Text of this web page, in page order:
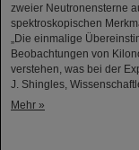
zweier Neutronensterne
spektroskopischen
„Die einmalige
Beobachtungen von
verstehen, was bei der
J. Shingles,
Mehr »